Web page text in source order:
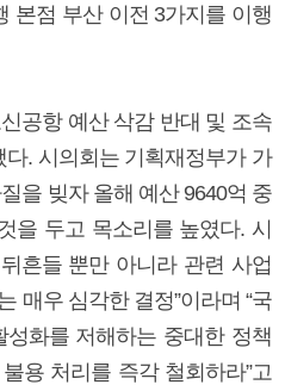
본점 부산 이전 3가지를 이행
공항 예산 삭감 반대 및 조속
다. 시의회는 기획재정부가 가
을 빚자 올해 예산 9640억 중
을 두고 목소리를 높였다. 시
흔들 뿐만 아니라 관련 사업
매우 심각한 결정”이라며 “국
화를 저해하는 중대한 정책
용 처리를 즉각 철회하라”고